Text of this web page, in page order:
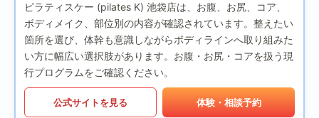
ピラティスケー (pilates K) 池袋店は、お腹、お尻、コア、
ボディメイク、部位別の内容が確認されています。整えたい
箇所を選び、体幹も意識しながらボディラインへ取り組みた
い方に幅広い選択肢があります。お腹・お尻・コアを扱う現
行プログラムをご確認ください。
公式サイトを見る 体験・相談予約